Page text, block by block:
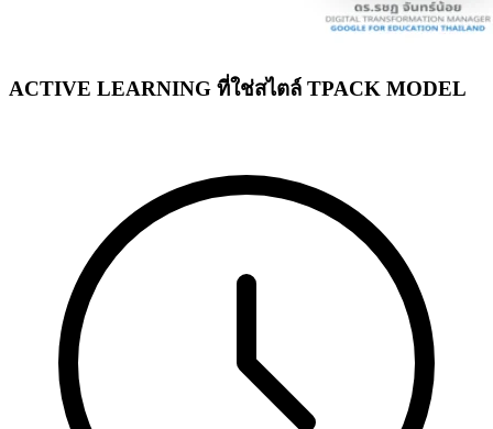
ACTIVE LEARNING ที่ใช่สไตล์ TPACK MODEL